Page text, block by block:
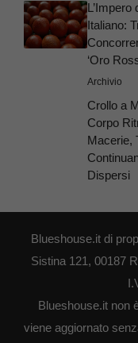
L’Impero
Italiano:
‘Oro
Archivio
Crollo a
Corpo
Macerie,
Dispersi
Blueshouse.it di
Sistina 121, 00187
Blueshouse.it non
viene aggiornato